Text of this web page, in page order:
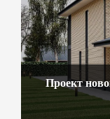
Проект